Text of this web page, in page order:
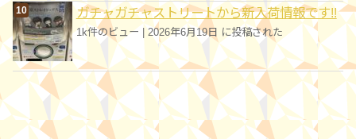
ガチャガチャストリートから新入荷情報です!!
1k件のビュー |2026年6月19日 に投稿された